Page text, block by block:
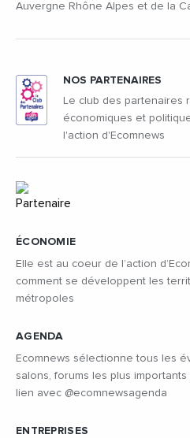
Auvergne Rhône Alpes et de la
ÉCONOMIE
Elle est au coeur de l’action
comment se développent les
métropoles
AGENDA
Ecomnews sélectionne tous les
salons, forums les plus
lien avec @ecomnewsagenda
ENTREPRISES
NOS PARTENAIRES
Le club des partenaires
économiques et
l'action d'Ecomnews